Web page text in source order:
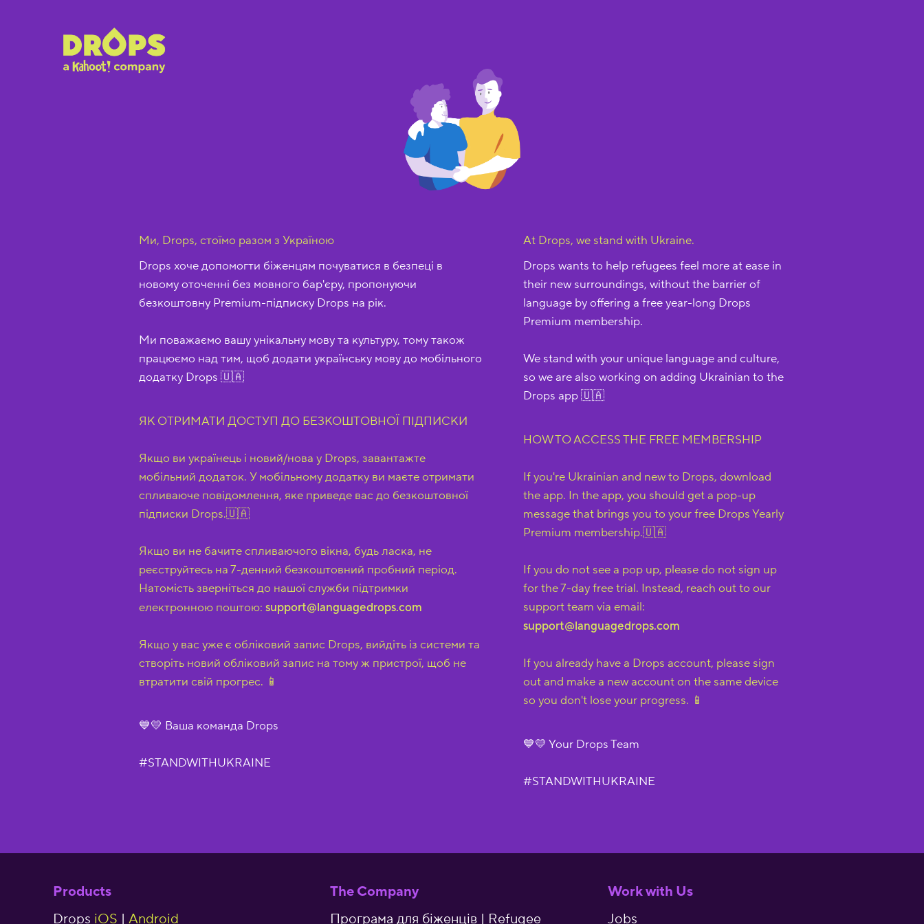
Ми, Drops, стоїмо разом з Україною
Drops хоче допомогти біженцям почуватися в безпеці в
новому оточенні без мовного бар'єру, пропонуючи
безкоштовну Premium-підписку Drops на рік.
Ми поважаємо вашу унікальну мову та культуру, тому також
працюємо над тим, щоб додати українську мову до мобільного
додатку Drops 🇺🇦
ЯК ОТРИМАТИ ДОСТУП ДО БЕЗКОШТОВНОЇ ПІДПИСКИ
Якщо ви українець і новий/нова у Drops, завантажте
мобільний додаток. У мобільному додатку ви маєте отримати
спливаюче повідомлення, яке приведе вас до безкоштовної
підписки Drops.🇺🇦
Якщо ви не бачите спливаючого вікна, будь ласка, не
реєструйтесь на 7-денний безкоштовний пробний період.
Натомість зверніться до нашої служби підтримки
електронною поштою: support@languagedrops.com
Якщо у вас уже є обліковий запис Drops, вийдіть із системи та
створіть новий обліковий запис на тому ж пристрої, щоб не
втратити свій прогрес. 📱
💙💛 Ваша команда Drops
#STANDWITHUKRAINE
At Drops, we stand with Ukraine.
Drops wants to help refugees feel more at ease in
their new surroundings, without the barrier of
language by offering a free year-long Drops
Premium membership.
We stand with your unique language and culture,
so we are also working on adding Ukrainian to the
Drops app 🇺🇦
HOW TO ACCESS THE FREE MEMBERSHIP
If you're Ukrainian and new to Drops, download
the app. In the app, you should get a pop-up
message that brings you to your free Drops Yearly
Premium membership.🇺🇦
If you do not see a pop up, please do not sign up
for the 7-day free trial. Instead, reach out to our
support team via email:
support@languagedrops.com
If you already have a Drops account, please sign
out and make a new account on the same device
so you don't lose your progress. 📱
💙💛 Your Drops Team
#STANDWITHUKRAINE
Products
Drops iOS |Android
The Company
Програма для біженців | Refugee
Work with Us
Jobs